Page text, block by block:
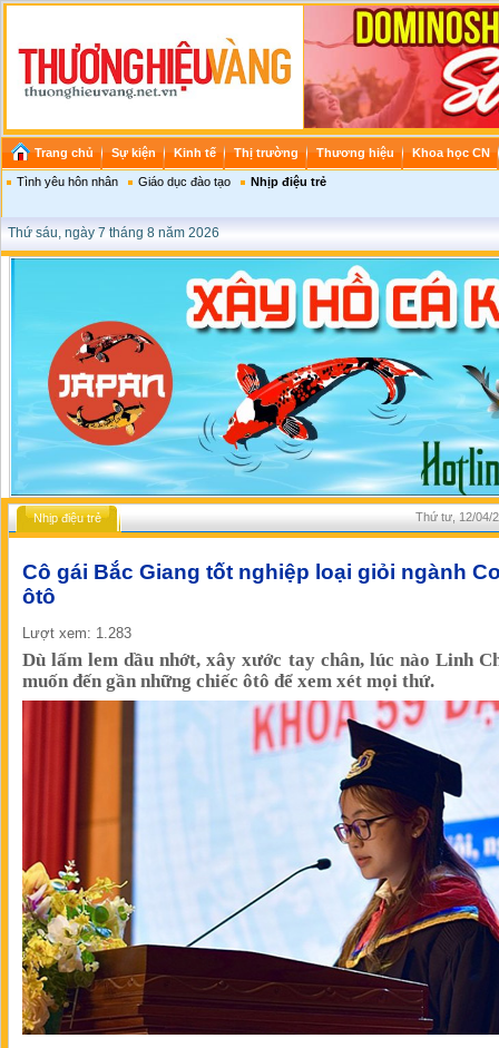
Trang chủ Sự kiện Kinh tế Thị trường Thương hiệu Khoa học CN
Tình yêu hôn nhân Giáo dục đào tạo Nhịp điệu trẻ
Thứ sáu, ngày 7 tháng 8 năm 2026
Nhịp điệu trẻ Thứ tư, 12/04/
Cô gái Bắc Giang tốt nghiệp loại giỏi ngành
ôtô
Lượt xem: 1.283
Dù lấm lem dầu nhớt, xây xước tay chân, lúc nào Linh
muốn đến gần những chiếc ôtô để xem xét mọi thứ.